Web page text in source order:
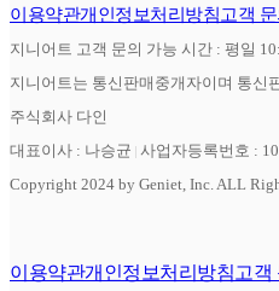
이용약관개인정보처리방침고객 문
지니어트 고객 문의 가능 시간 : 평일
지니어트는 통신판매중개자이며 통신
주식회사 다인
대표이사 : 나승균 사업자등록번호 :
Copyright 2024 by Geniet, Inc. ALL
이용약관개인정보처리방침고객